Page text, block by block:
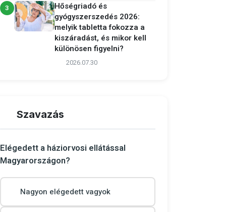
3
Hőségriadó és
gyógyszerszedés 2026:
melyik tabletta fokozza a
kiszáradást, és mikor kell
különösen figyelni?
2026.07.30
Szavazás
Elégedett a háziorvosi ellátással
Magyarországon?
Nagyon elégedett vagyok